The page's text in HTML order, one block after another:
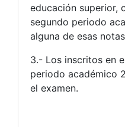
educación superior,
segundo periodo
alguna de esas
3.- Los inscritos en
periodo académico
el examen.